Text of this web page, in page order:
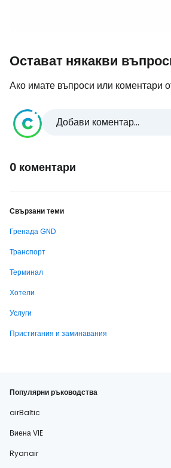
Остават някакви
Ако имате въпроси или коментари
Добави коментар...
0 коментари
Свързани теми
Гренада GND
Транспорт
Терминал
Хотели
Услуги
Пристигания и заминавания
Популярни ръководства
airBaltic
Виена VIE
Ryanair